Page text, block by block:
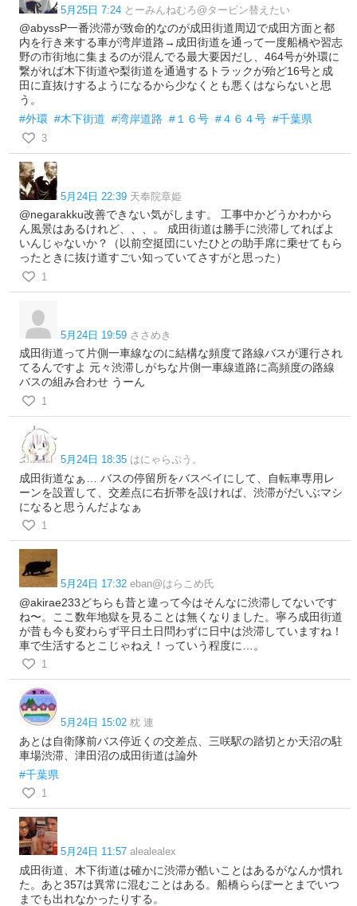
5月25日 7:24 とーみんねむろ@タービン替えたい
@abyssP一番渋滞が致命的なのが成田街道周辺で成田方面と都
内を行き来する車が湾岸道路→成田街道を通って一度船橋や習志
野の市街地に集まるのが混んでる最大要因だし、464号が外環に
繋がれば木下街道や梨街道を通過するトラックが殆ど16号と成
田に直抜けするようになるから少なくとも悪くはならないと思
う。
#外環 #木下街道 #湾岸道路 #１６号 #４６４号 #千葉県
3
5月24日 22:39 天奉院章姫
@negarakku改善できない気がします。 工事中かどうかわから
ん風景はあるけれど、、、。 成田街道は勝手に渋滞してればよ
いんじゃないか？（以前空挺団にいたひとの助手席に乗せてもら
ったときに抜け道すごい知っていてさすがと思った）
1
5月24日 19:59 ささめき
成田街道って片側一車線なのに結構な頻度て路線バスが運行され
てるんですよ 元々渋滞しがちな片側一車線道路に高頻度の路線
バスの組み合わせ うーん
1
5月24日 18:35 はにゃらぷう。
成田街道なぁ… バスの停留所をバスベイにして、自転車専用レ
ーンを設置して、交差点に右折帯を設ければ、渋滞がだいぶマシ
になると思うんだよなぁ
1
5月24日 17:32 eban@はらこめ氏
@akirae233どちらも昔と違って今はそんなに渋滞してないです
ね〜。ここ数年地獄を見ることは無くなりました。寧ろ成田街道
が昔も今も変わらず平日土日問わずに日中は渋滞していますね！
車で生活するとこじゃねえ！っていう程度に…。
1
5月24日 15:02 枕 連
あとは自衛隊前バス停近くの交差点、三咲駅の踏切とか天沼の駐
車場渋滞、津田沼の成田街道は論外
#千葉県
1
5月24日 11:57 alealealex
成田街道、木下街道は確かに渋滞が酷いことはあるがなんか慣れ
た。あと357は異常に混むことはある。船橋ららぽーとまでいつ
までも出れなかったりする。